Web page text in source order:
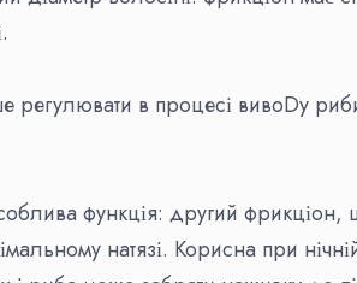
регулювати в процесі вивоDу
функція: другий фрикціон,
натязі. Корисна при